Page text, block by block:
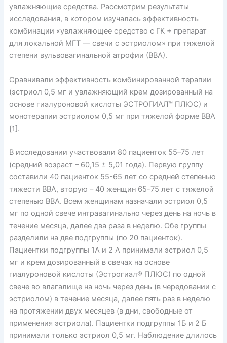
увлажняющие средства. Рассмотрим результаты
исследования, в котором изучалась эффективность
комбинации «увлажняющее средство с ГК + препарат
для локальной МГТ — свечи с эстриолом» при тяжелой
степени вульвовагинальной атрофии (ВВА).
Сравнивали эффективность комбинированной терапии
(эстриол 0,5 мг и увлажняющий крем дозированный на
основе гиалуроновой кислоты ЭСТРОГИАЛ™ ПЛЮС) и
монотерапии эстриолом 0,5 мг при тяжелой форме ВВА
[1].
В исследовании участвовали 80 пациенток 55–75 лет
(средний возраст – 60,15 ± 5,01 года). Первую группу
составили 40 пациенток 55-65 лет со средней степенью
тяжести ВВА, вторую – 40 женщин 65-75 лет с тяжелой
степенью ВВА. Всем женщинам назначали эстриол 0,5
мг по одной свече интравагинально через день на ночь в
течение месяца, далее два раза в неделю. Обе группы
разделили на две подгруппы (по 20 пациенток).
Пациентки подгруппы 1А и 2 А принимали эстриол 0,5
мг и крем дозированный в свечах на основе
гиалуроновой кислоты (Эстрогиал® ПЛЮС) по одной
свече во влагалище на ночь через день (в чередовании с
эстриолом) в течение месяца, далее пять раз в неделю
на протяжении двух месяцев (в дни, свободные от
применения эстриола). Пациентки подгруппы 1Б и 2 Б
принимали только эстриол 0,5 мг. Наблюдение длилось